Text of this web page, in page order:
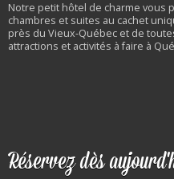
Notre petit hôtel de charme vous
chambres et suites au cachet
près du Vieux-Québec et de
attractions et activités à faire à
Réservez dès